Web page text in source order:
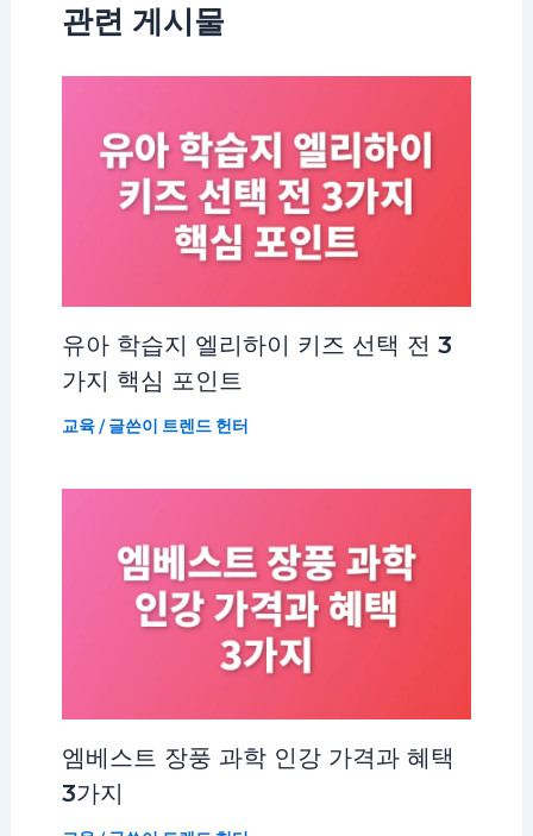
관련 게시물
유아 학습지 엘리하이 키즈 선택 전 3
가지 핵심 포인트
교육/ 글쓴이 트렌드 헌터
엠베스트 장풍 과학 인강 가격과 혜택
3가지